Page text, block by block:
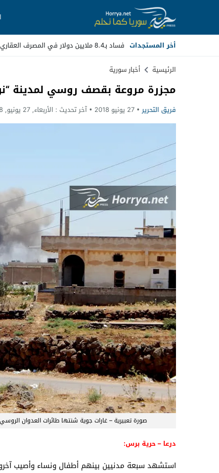
أخر المستجدات فساد بـ8.4 ملايين دولار في المصرف العقاري.. مسؤولون سابقون أمام القض_
Stop
Previous
Next
الرئيسية أخبار سورية
مجزرة مروعة بقصف روسي لمدينة
فريق التحرير 27 يونيو 2018 آخر تحديث : الأربعاء, 27 يونيو, 2018 - 12:30 صباحًا
صورة تعبيرية – غارات جوية شنتها طائرات العدوان الروسي على
درعا – حرية برس:
استشهد سبعة مدنيين بينهم أطفال ونساء وأصيب آخرون